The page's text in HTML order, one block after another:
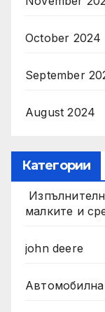
October 2024
September
August 2024
Категории
малките и
john deere